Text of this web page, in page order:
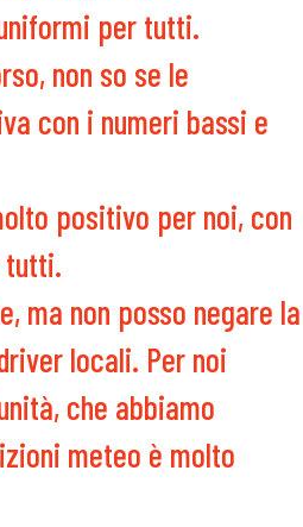
per tutti.
non so se le
con i numeri bassi e
positivo per noi, con
tutti.
ma non posso negare la
locali. Per noi
che abbiamo
meteo è molto